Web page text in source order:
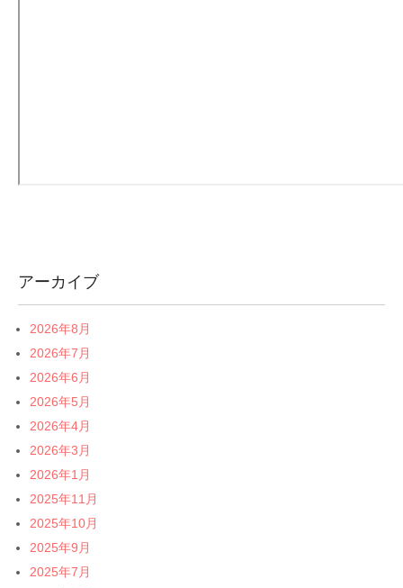
アーカイブ
2026年8月
2026年7月
2026年6月
2026年5月
2026年4月
2026年3月
2026年1月
2025年11月
2025年10月
2025年9月
2025年7月